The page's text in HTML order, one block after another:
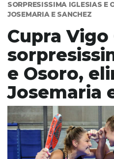
SORPRESISSIMA IGLESIAS E
JOSEMARIA E SANCHEZ
Cupra Vigo
e Osoro,
Josemaria